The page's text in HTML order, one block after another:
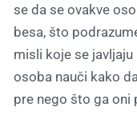
se da se ovakve
besa, što
misli koje se
osoba nauči kako
pre nego što ga oni